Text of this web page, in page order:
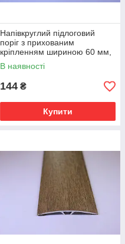
Напівкруглий підлоговий
поріг з прихованим
кріпленням шириною 60 мм,
Дуб Сірий (АП-014)
В наявності
144 ₴
Купити